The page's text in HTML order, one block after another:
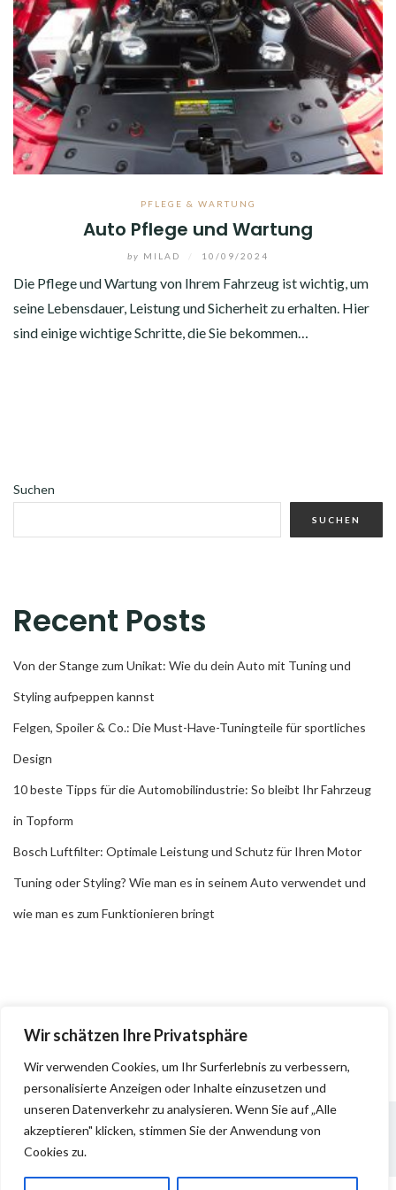
Wir schätzen Ihre Privatsphäre
Wir verwenden Cookies, um Ihr Surferlebnis zu verbessern,
personalisierte Anzeigen oder Inhalte einzusetzen und
unseren Datenverkehr zu analysieren. Wenn Sie auf „Alle
akzeptieren" klicken, stimmen Sie der Anwendung von
Cookies zu.
PFLEGE & WARTUNG
Auto Pflege und Wartung
by MILAD 10/09/2024
Die Pflege und Wartung von Ihrem Fahrzeug ist wichtig, um
seine Lebensdauer, Leistung und Sicherheit zu erhalten. Hier
sind einige wichtige Schritte, die Sie bekommen…
Suchen
SUCHEN
Recent Posts
Von der Stange zum Unikat: Wie du dein Auto mit Tuning und
Styling aufpeppen kannst
Felgen, Spoiler & Co.: Die Must-Have-Tuningteile für sportliches
Design
10 beste Tipps für die Automobilindustrie: So bleibt Ihr Fahrzeug
in Topform
Bosch Luftfilter: Optimale Leistung und Schutz für Ihren Motor
Tuning oder Styling? Wie man es in seinem Auto verwendet und
wie man es zum Funktionieren bringt